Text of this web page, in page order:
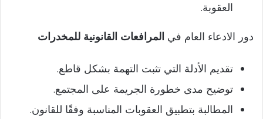
العقوبة.
دور الادعاء العام في المرافعات القانونية للمخدرات
تقديم الأدلة التي تثبت التهمة بشكل قاطع.
توضيح مدى خطورة الجريمة على المجتمع.
المطالبة بتطبيق العقوبات المناسبة وفقًا للقانون.